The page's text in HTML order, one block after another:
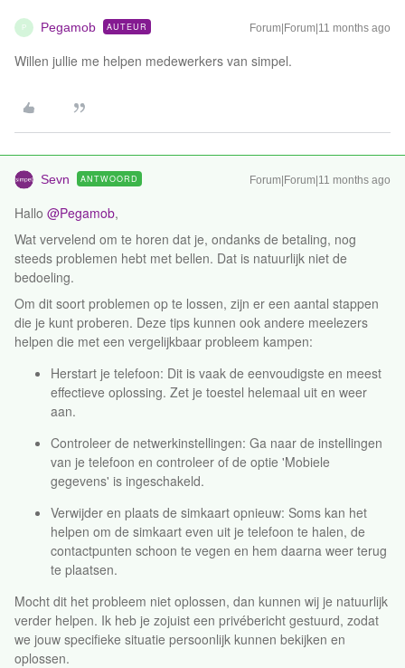
P Pegamob AUTEUR Forum|Forum|11 months ago
Willen jullie me helpen medewerkers van simpel.
Sevn ANTWOORD Forum|Forum|11 months ago
Hallo ​ @Pegamob,
Wat vervelend om te horen dat je, ondanks de betaling, nog
steeds problemen hebt met bellen. Dat is natuurlijk niet de
bedoeling.
Om dit soort problemen op te lossen, zijn er een aantal stappen
die je kunt proberen. Deze tips kunnen ook andere meelezers
helpen die met een vergelijkbaar probleem kampen:
Herstart je telefoon: Dit is vaak de eenvoudigste en meest
effectieve oplossing. Zet je toestel helemaal uit en weer
aan.
Controleer de netwerkinstellingen: Ga naar de instellingen
van je telefoon en controleer of de optie 'Mobiele
gegevens' is ingeschakeld.
Verwijder en plaats de simkaart opnieuw: Soms kan het
helpen om de simkaart even uit je telefoon te halen, de
contactpunten schoon te vegen en hem daarna weer terug
te plaatsen.
Mocht dit het probleem niet oplossen, dan kunnen wij je natuurlijk
verder helpen. Ik heb je zojuist een privébericht gestuurd, zodat
we jouw specifieke situatie persoonlijk kunnen bekijken en
oplossen.